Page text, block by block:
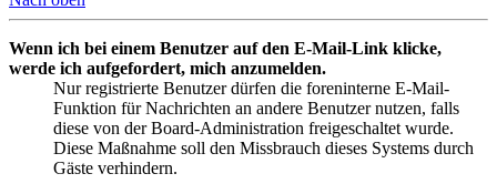
Wenn ich bei einem Benutzer auf den E-Mail-Link klicke,
werde ich aufgefordert, mich anzumelden.
Nur registrierte Benutzer dürfen die foreninterne E-Mail-
Funktion für Nachrichten an andere Benutzer nutzen, falls
diese von der Board-Administration freigeschaltet wurde.
Diese Maßnahme soll den Missbrauch dieses Systems durch
Gäste verhindern.